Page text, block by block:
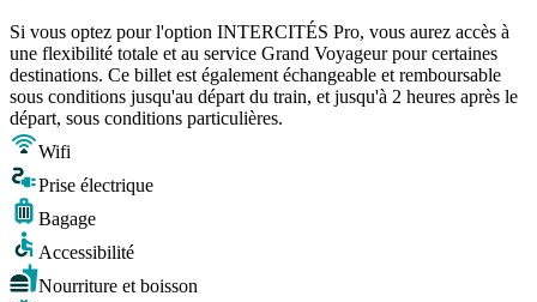
Si vous optez pour l'option INTERCITÉS Pro, vous aurez accès à
une flexibilité totale et au service Grand Voyageur pour certaines
destinations. Ce billet est également échangeable et remboursable
sous conditions jusqu'au départ du train, et jusqu'à 2 heures après le
départ, sous conditions particulières.
Wifi
Prise électrique
Bagage
Accessibilité
Nourriture et boisson